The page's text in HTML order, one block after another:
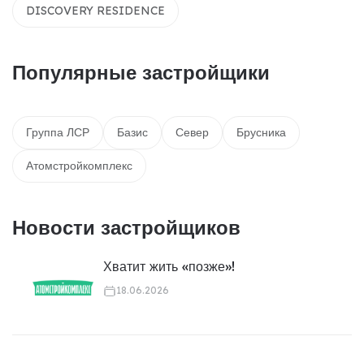
DISCOVERY RESIDENCE
Популярные застройщики
Группа ЛСР Базис Север Брусника
Атомстройкомплекс
Новости застройщиков
Хватит жить «позже»!
18.06.2026